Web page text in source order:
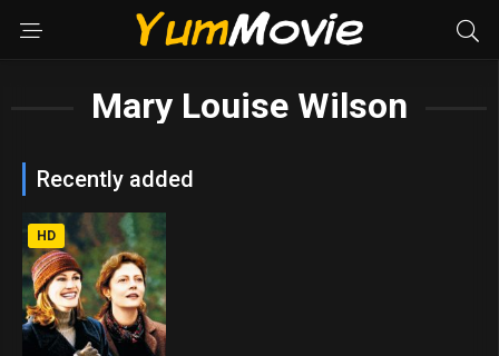
Mary Louise Wilson
Recently added
HD